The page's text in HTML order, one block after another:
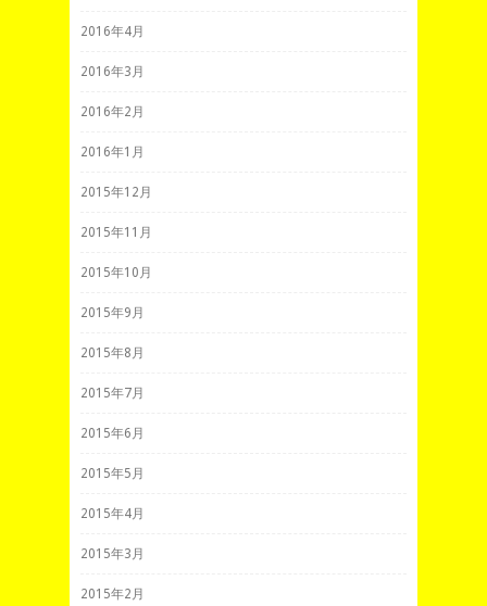
2016年4月
2016年3月
2016年2月
2016年1月
2015年12月
2015年11月
2015年10月
2015年9月
2015年8月
2015年7月
2015年6月
2015年5月
2015年4月
2015年3月
2015年2月